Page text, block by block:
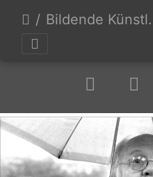
Bildende Künstler (alphabetisch)